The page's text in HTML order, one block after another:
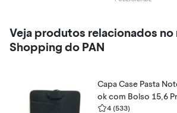
Veja produtos relacionados
Shopping do PAN
Capa Case Pasta
ok com Bolso 15,6
4 (533)